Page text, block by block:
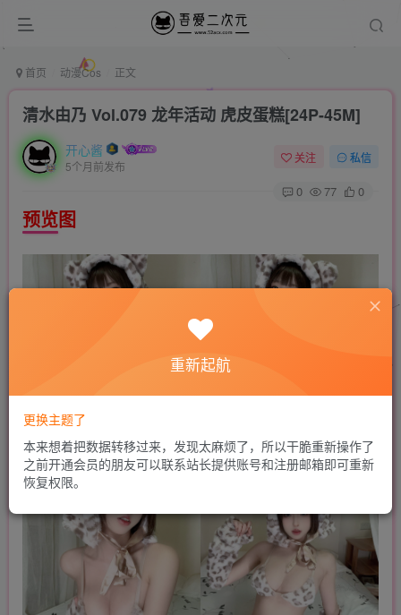
首页 动漫Cos 正文
清水由乃 Vol.079 龙年活动 虎皮蛋糕[24P-45M]
开心酱
5个月前发布
关注 私信
0 77 0
预览图
重新起航
更换主题了
本来想着把数据转移过来，发现太麻烦了，所以干脆重新操作了
之前开通会员的朋友可以联系站长提供账号和注册邮箱即可重新
恢复权限。